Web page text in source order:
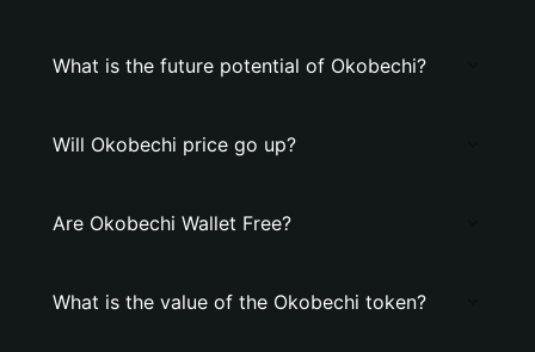
What is the future potential of Okobechi?
Will Okobechi price go up?
Are Okobechi Wallet Free?
What is the value of the Okobechi token?